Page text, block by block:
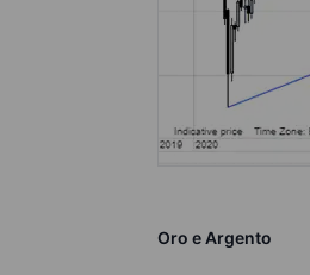
Oro e Argento